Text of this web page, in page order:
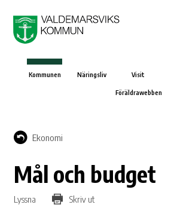
Kommunen Näringsliv Visit
Föräldrawebben
Ekonomi
Mål och budget
Lyssna Skriv ut